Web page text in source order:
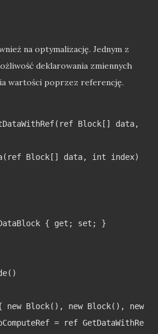
na optymalizację. Jednym z
deklarowania zmiennych
wartości poprzez referencję.
Block[] data,
Block[] data, int index) =>
{ get; set; }
new Block(), new Block(), new
= ref